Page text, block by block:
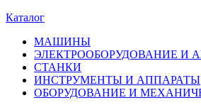
Каталог
МАШИНЫ
ЭЛЕКТРООБОРУДОВАНИЕ И
СТАНКИ
ИНСТРУМЕНТЫ И АППАРАТЫ
ОБОРУДОВАНИЕ И